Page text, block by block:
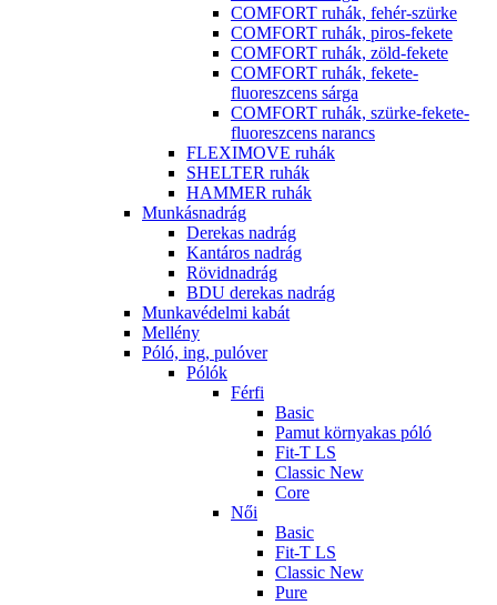
COMFORT ruhák, fehér-szürke
COMFORT ruhák, piros-fekete
COMFORT ruhák, zöld-fekete
COMFORT ruhák, fekete-
fluoreszcens sárga
COMFORT ruhák, szürke-fekete-
fluoreszcens narancs
FLEXIMOVE ruhák
SHELTER ruhák
HAMMER ruhák
Munkásnadrág
Derekas nadrág
Kantáros nadrág
Rövidnadrág
BDU derekas nadrág
Munkavédelmi kabát
Mellény
Póló, ing, pulóver
Pólók
Férfi
Basic
Pamut környakas póló
Fit-T LS
Classic New
Core
Női
Basic
Fit-T LS
Classic New
Pure